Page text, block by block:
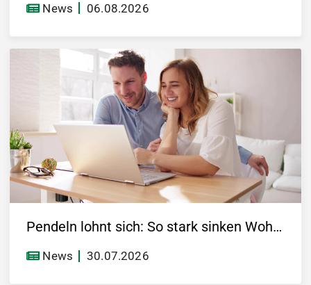
News 06.08.2026
Pendeln lohnt sich: So stark sinken Wohnungspreise im Umland
News 30.07.2026